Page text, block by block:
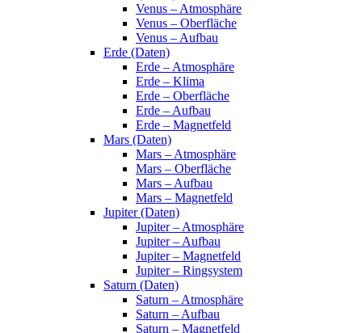
Venus – Atmosphäre
Venus – Oberfläche
Venus – Aufbau
Erde (Daten)
Erde – Atmosphäre
Erde – Klima
Erde – Oberfläche
Erde – Aufbau
Erde – Magnetfeld
Mars (Daten)
Mars – Atmosphäre
Mars – Oberfläche
Mars – Aufbau
Mars – Magnetfeld
Jupiter (Daten)
Jupiter – Atmosphäre
Jupiter – Aufbau
Jupiter – Magnetfeld
Jupiter – Ringsystem
Saturn (Daten)
Saturn – Atmosphäre
Saturn – Aufbau
Saturn – Magnetfeld